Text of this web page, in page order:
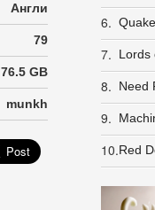
Англи
79
76.5 GB
munkh
6.
7.
8.
9.
10.